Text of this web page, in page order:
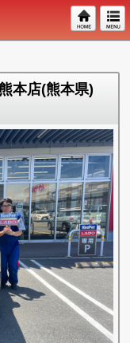
本店(熊本県)